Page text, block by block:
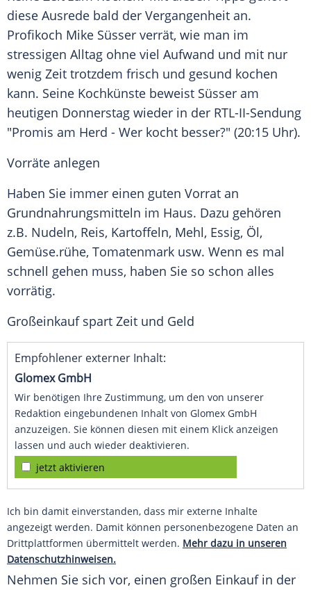
diese Ausrede bald der Vergangenheit an.
Profikoch Mike Süsser verrät, wie man im
stressigen Alltag ohne viel Aufwand und mit nur
wenig Zeit trotzdem frisch und gesund kochen
kann. Seine Kochkünste beweist Süsser am
heutigen Donnerstag wieder in der RTL-II-Sendung
"Promis am Herd - Wer kocht besser?" (20:15 Uhr).
Vorräte anlegen
Haben Sie immer einen guten Vorrat an
Grundnahrungsmitteln im Haus. Dazu gehören
z.B. Nudeln, Reis, Kartoffeln, Mehl, Essig, Öl,
Gemüse.rühe, Tomatenmark usw. Wenn es mal
schnell gehen muss, haben Sie so schon alles
vorrätig.
Großeinkauf spart Zeit und Geld
Empfohlener externer Inhalt:
Glomex GmbH
Wir benötigen Ihre Zustimmung, um den von unserer
Redaktion eingebundenen Inhalt von Glomex GmbH
anzuzeigen. Sie können diesen mit einem Klick anzeigen
lassen und auch wieder deaktivieren.
jetzt aktivieren
Ich bin damit einverstanden, dass mir externe Inhalte
angezeigt werden. Damit können personenbezogene Daten an
Drittplattformen übermittelt werden. Mehr dazu in unseren
Datenschutzhinweisen.
Nehmen Sie sich vor, einen großen Einkaufin der